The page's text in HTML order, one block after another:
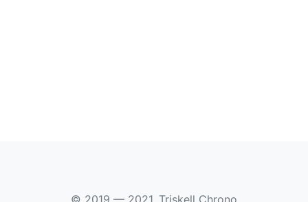
© 2019 — 2021, Triskell Chrono